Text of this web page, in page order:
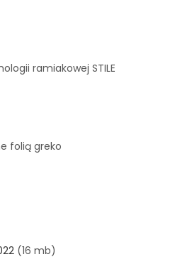
ramiakowej STILE
folią greko
(16 mb)